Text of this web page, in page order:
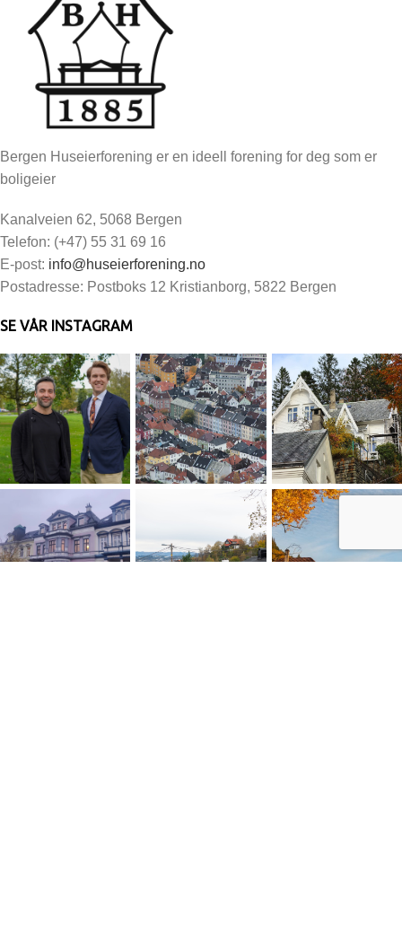
Bergen Huseierforening er en ideell forening for deg som er
boligeier
Kanalveien 62, 5068 Bergen
Telefon: (+47) 55 31 69 16
E-post: info@huseierforening.no
Postadresse: Postboks 12 Kristianborg, 5822 Bergen
SE VÅR INSTAGRAM